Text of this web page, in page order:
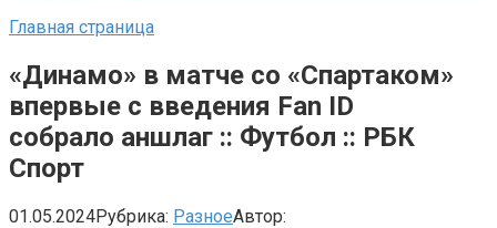
Главная страница
«Динамо» в матче со «Спартаком»
впервые с введения Fan ID
собрало аншлаг :: Футбол :: РБК
Спорт
01.05.2024Рубрика: РазноеАвтор: